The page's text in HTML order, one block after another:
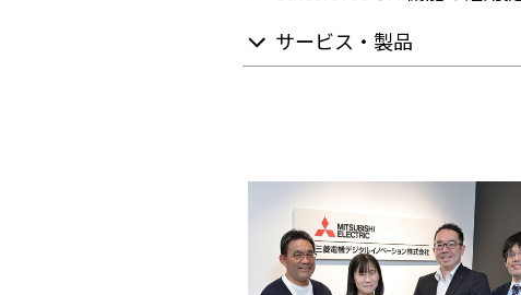
サービス・製品